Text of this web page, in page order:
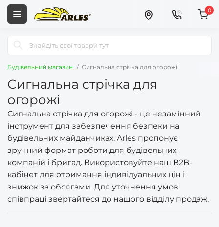
0
Будівельний магазин Сигнальна стрічка для огорожі
Сигнальна стрічка для
огорожі
Сигнальна стрічка для огорожі - це незамінний
інструмент для забезпечення безпеки на
будівельних майданчиках. Arles пропонує
зручний формат роботи для будівельних
компаній і бригад. Використовуйте наш B2B-
кабінет для отримання індивідуальних цін і
знижок за обсягами. Для уточнення умов
співпраці звертайтеся до нашого відділу продаж.